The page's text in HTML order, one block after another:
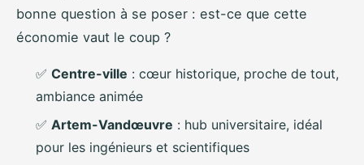
bonne question à se poser : est-ce que cette
économie vaut le coup ?
✅ Centre-ville : cœur historique, proche de tout,
ambiance animée
✅ Artem-Vandœuvre : hub universitaire, idéal
pour les ingénieurs et scientifiques